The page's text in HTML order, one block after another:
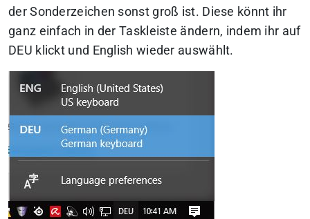
der Sonderzeichen sonst groß ist. Diese könnt ihr
ganz einfach in der Taskleiste ändern, indem ihr auf
DEU klickt und English wieder auswählt.